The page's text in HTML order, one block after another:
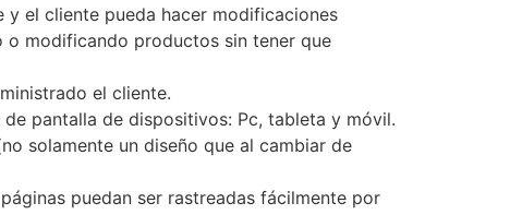
el cliente pueda hacer modificaciones
o modificando productos sin tener que
el cliente.
pantalla de dispositivos: Pc, tableta y móvil.
solamente un diseño que al cambiar de
puedan ser rastreadas fácilmente por